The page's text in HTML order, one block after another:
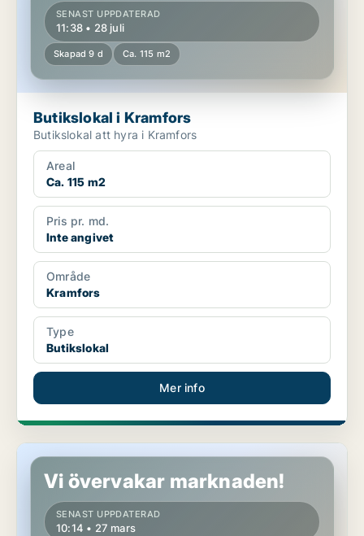
SENAST UPPDATERAD
11:38 • 28 juli
Skapad 9 d Ca. 115 m2
Butikslokal i Kramfors
Butikslokal att hyra i Kramfors
Areal
Ca. 115 m2
Pris pr. md.
Inte angivet
Område
Kramfors
Type
Butikslokal
Mer info
Butikslokal i Sundsvall
Vi övervakar marknaden!
SENAST UPPDATERAD
10:14 • 27 mars